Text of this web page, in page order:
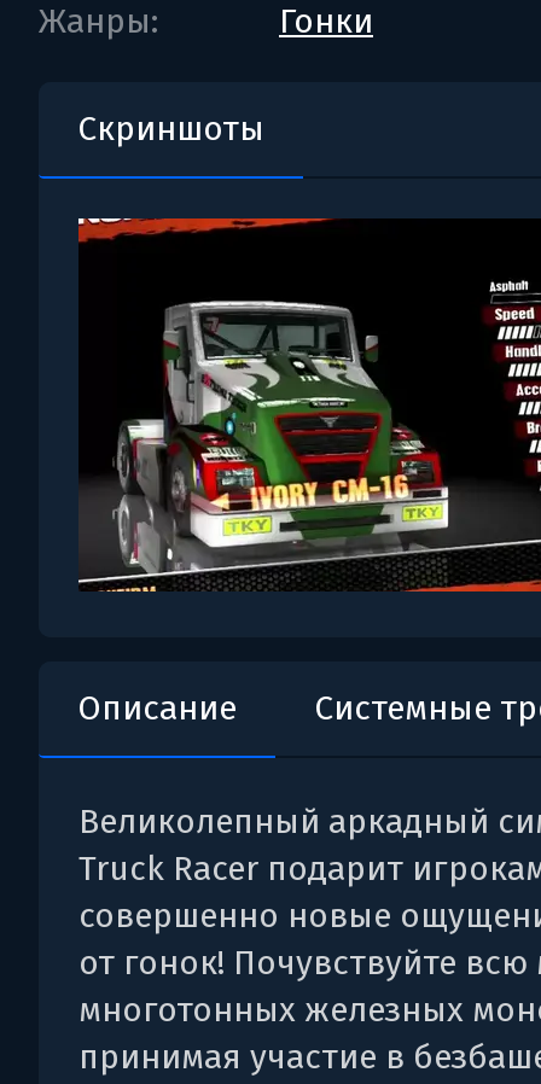
Жанры:
Гонки
Скриншоты
Описание Системные
Великолепный аркадный
Truck Racer подарит
совершенно новые
от гонок! Почувствуйте
многотонных железных
принимая участие в